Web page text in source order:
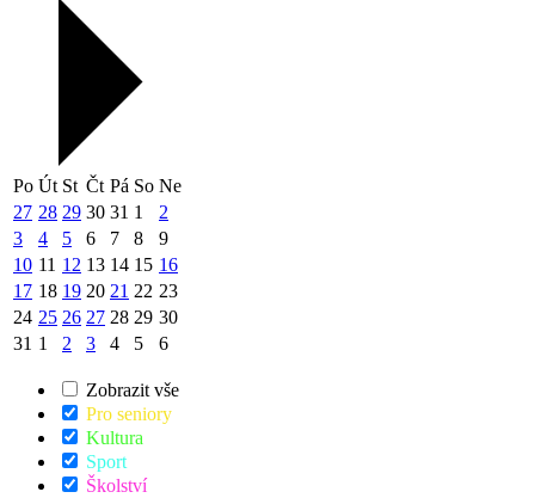
Po Út St Čt Pá So Ne
27 28 29 30 31 1
2
3
4 5 6 7 8
9
10 11 12 13 14 15 16
17 18 19 20 21 22 23
24 25 26 27 28 29 30
31 1 2 3 4 5 6
Zobrazit vše
Pro seniory
Kultura
Sport
Školství